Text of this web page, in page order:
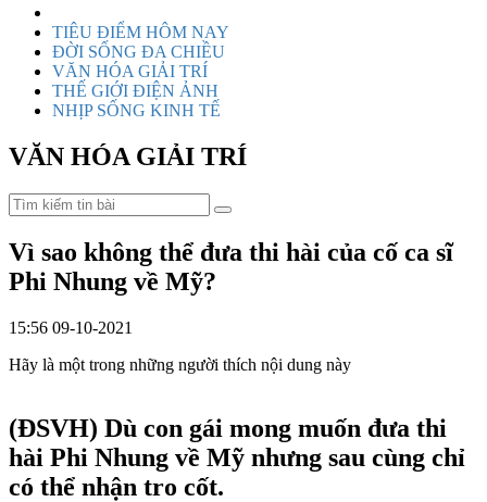
TIÊU ĐIỂM HÔM NAY
ĐỜI SỐNG ĐA CHIỀU
VĂN HÓA GIẢI TRÍ
THẾ GIỚI ĐIỆN ẢNH
NHỊP SỐNG KINH TẾ
VĂN HÓA GIẢI TRÍ
Vì sao không thể đưa thi hài của cố ca sĩ
Phi Nhung về Mỹ?
15:56 09-10-2021
Hãy là một trong những người thích nội dung này
(ĐSVH) Dù con gái mong muốn đưa thi
hài Phi Nhung về Mỹ nhưng sau cùng chỉ
có thể nhận tro cốt.